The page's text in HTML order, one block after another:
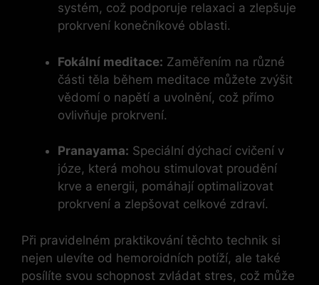
systém, což podporuje relaxaci a zlepšuje
prokrvení konečníkové oblasti.
Fokální meditace: Zaměřením na různé
části těla během meditace můžete zvýšit
vědomí o napětí a uvolnění, což přímo
ovlivňuje prokrvení.
Pranayama: Speciální dýchací cvičení v
józe, která mohou stimulovat proudění
krve a energii, pomáhají optimalizovat
prokrvení a zlepšovat celkové zdraví.
Při pravidelném praktikování těchto technik si
nejen ulevíte od hemoroidních potíží, ale také
posílíte svou schopnost zvládat stres, což může